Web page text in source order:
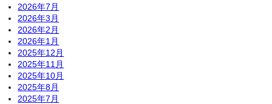
2026年7月
2026年3月
2026年2月
2026年1月
2025年12月
2025年11月
2025年10月
2025年8月
2025年7月